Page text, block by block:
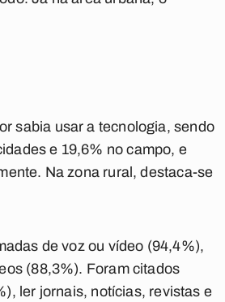
sabia usar a tecnologia, sendo
e 19,6% no campo, e
Na zona rural, destaca-se
de voz ou vídeo (94,4%),
(88,3%). Foram citados
ler jornais, notícias, revistas e